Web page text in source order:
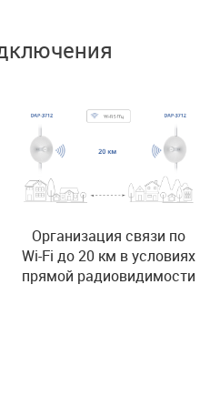
Организация связи по
Wi-Fi до 20 км в условиях
прямой радиовидимости